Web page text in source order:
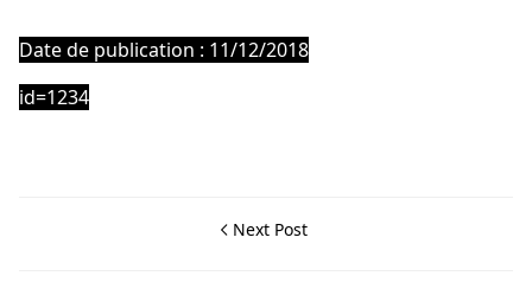
Date de publication : 11/12/2018
id=1234
Next Post